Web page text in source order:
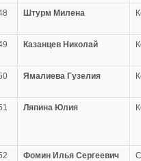
Штурм Милена
Казанцев Николай
Ямалиева Гузелия
Ляпина Юлия
Фомин Илья Сергеевич